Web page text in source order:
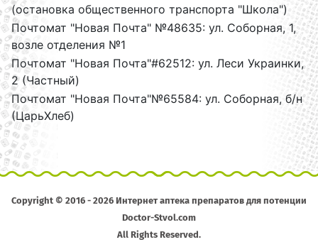
(остановка общественного транспорта "Школа")
Почтомат "Новая Почта" №48635: ул. Соборная, 1,
возле отделения №1
Почтомат "Новая Почта"#62512: ул. Леси Украинки,
2 (Частный)
Почтомат "Новая Почта"№65584: ул. Соборная, б/н
(ЦарьХлеб)
Copyright © 2016 - 2026 Интернет аптека препаратов для потенции
Doctor-Stvol.com
All Rights Reserved.